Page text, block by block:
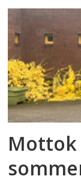
Mottok